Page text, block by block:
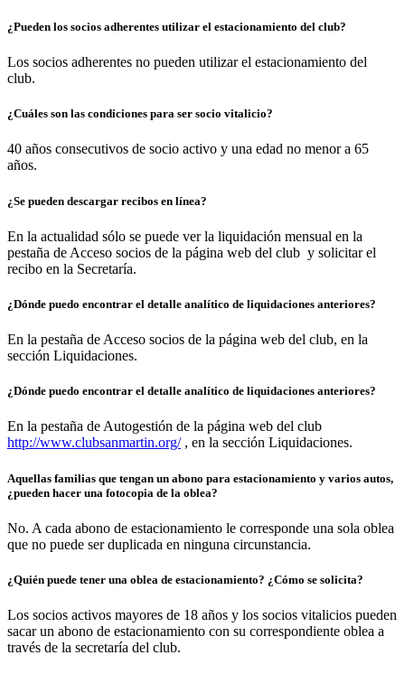
¿Pueden los socios adherentes utilizar el estacionamiento del club?
Los socios adherentes no pueden utilizar el estacionamiento del
club.
¿Cuáles son las condiciones para ser socio vitalicio?
40 años consecutivos de socio activo y una edad no menor a 65
años.
¿Se pueden descargar recibos en línea?
En la actualidad sólo se puede ver la liquidación mensual en la
pestaña de Acceso socios de la página web del club y solicitar el
recibo en la Secretaría.
¿Dónde puedo encontrar el detalle analítico de liquidaciones anteriores?
En la pestaña de Acceso socios de la página web del club, en la
sección Liquidaciones.
¿Dónde puedo encontrar el detalle analítico de liquidaciones anteriores?
En la pestaña de Autogestión de la página web del club
http://www.clubsanmartin.org/ , en la sección Liquidaciones.
Aquellas familias que tengan un abono para estacionamiento y varios autos,
¿pueden hacer una fotocopia de la oblea?
No. A cada abono de estacionamiento le corresponde una sola oblea
que no puede ser duplicada en ninguna circunstancia.
¿Quién puede tener una oblea de estacionamiento? ¿Cómo se solicita?
Los socios activos mayores de 18 años y los socios vitalicios pueden
sacar un abono de estacionamiento con su correspondiente oblea a
través de la secretaría del club.